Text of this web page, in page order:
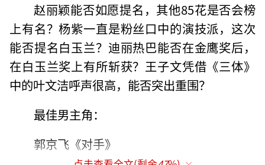
赵丽颖能否如愿提名，其他85花是否会榜
上有名？杨紫一直是粉丝口中的演技派，这次
能否提名白玉兰？迪丽热巴能否在金鹰奖后，
在白玉兰奖上有所斩获？王子文凭借《三体》
中的叶文洁呼声很高，能否突出重围？
最佳男主角：
郭京飞《对手》